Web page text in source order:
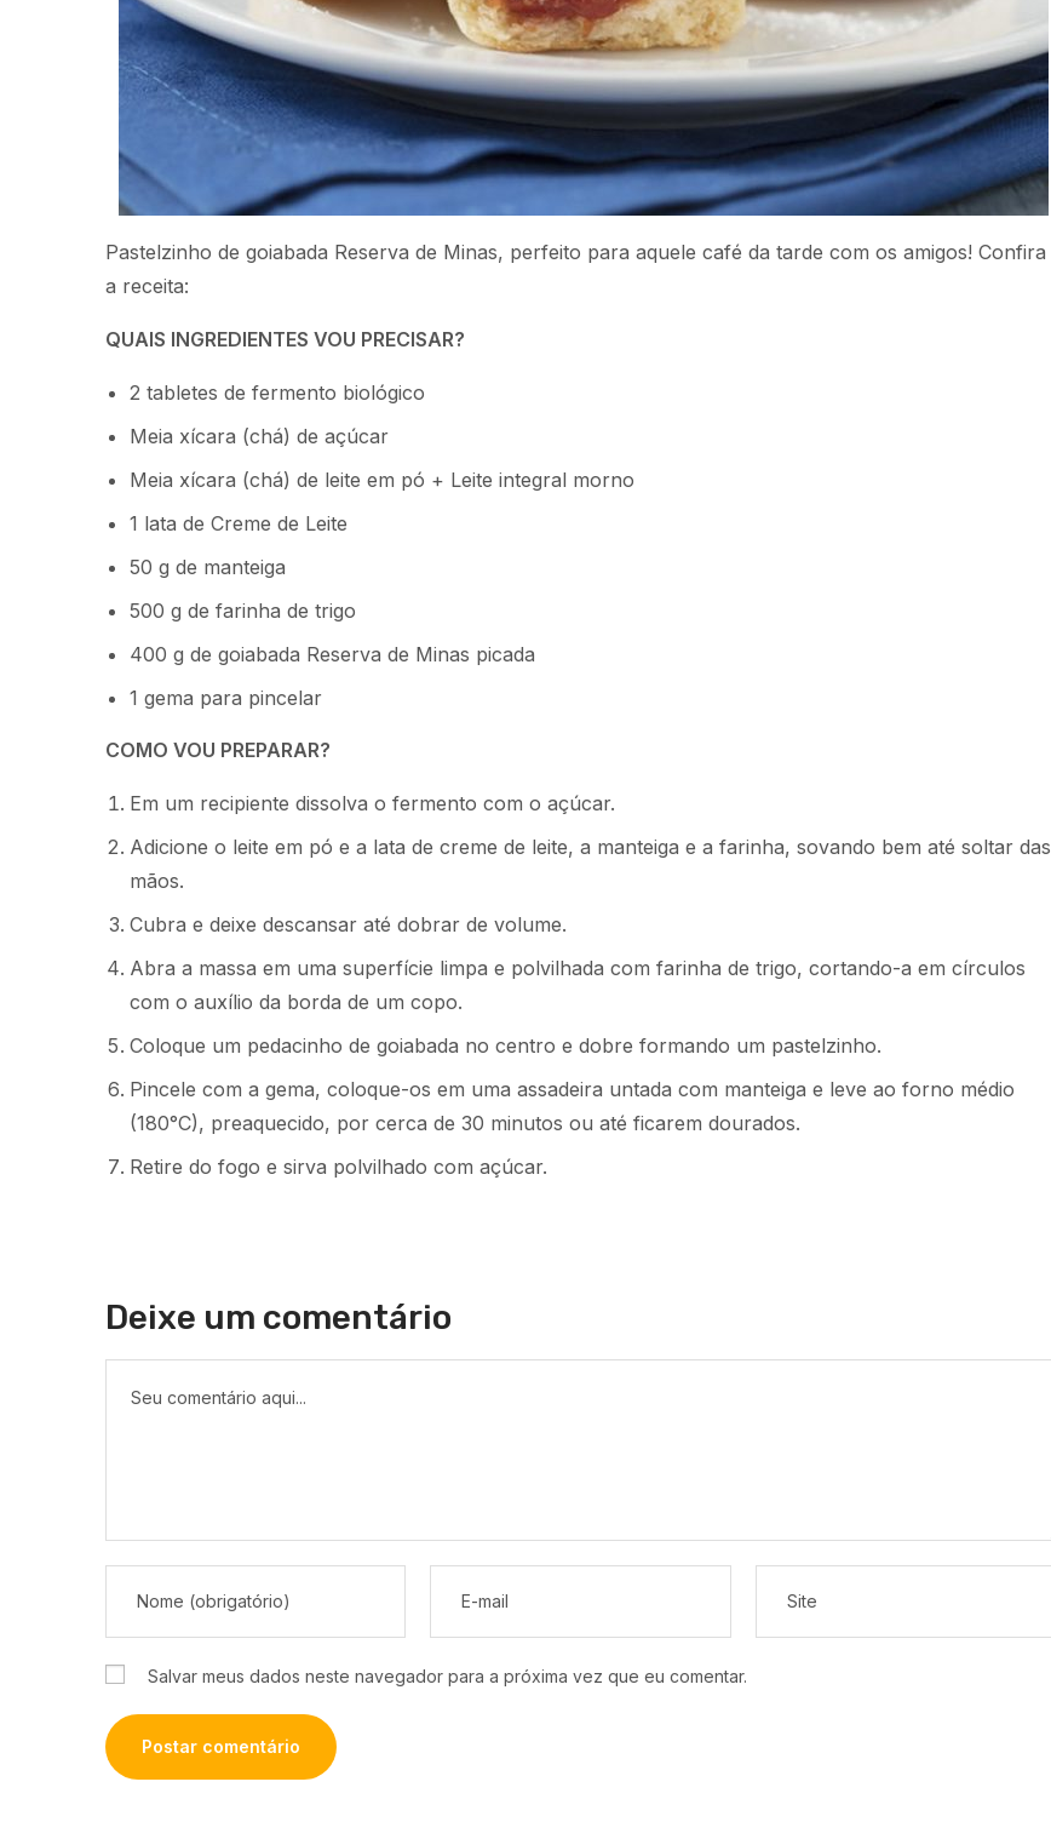
Pastelzinho de goiabada Reserva de Minas, perfeito para aquele café da tarde com os amigos! Confira
a receita:
QUAIS INGREDIENTES VOU PRECISAR?
2 tabletes de fermento biológico
Meia xícara (chá) de açúcar
Meia xícara (chá) de leite em pó + Leite integral morno
1 lata de Creme de Leite
50 g de manteiga
500 g de farinha de trigo
400 g de goiabada Reserva de Minas picada
1 gema para pincelar
COMO VOU PREPARAR?
Em um recipiente dissolva o fermento com o açúcar.
Adicione o leite em pó e a lata de creme de leite, a manteiga e a farinha, sovando bem até soltar das
mãos.
Cubra e deixe descansar até dobrar de volume.
Abra a massa em uma superfície limpa e polvilhada com farinha de trigo, cortando-a em círculos
com o auxílio da borda de um copo.
Coloque um pedacinho de goiabada no centro e dobre formando um pastelzinho.
Pincele com a gema, coloque-os em uma assadeira untada com manteiga e leve ao forno médio
(180°C), preaquecido, por cerca de 30 minutos ou até ficarem dourados.
Retire do fogo e sirva polvilhado com açúcar.
Deixe um comentário
Salvar meus dados neste navegador para a próxima vez que eu comentar.